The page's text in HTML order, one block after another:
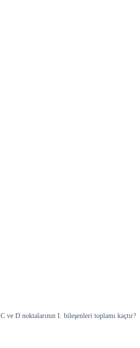
D noktalarının I. bileşenleri toplamı kaçtır?